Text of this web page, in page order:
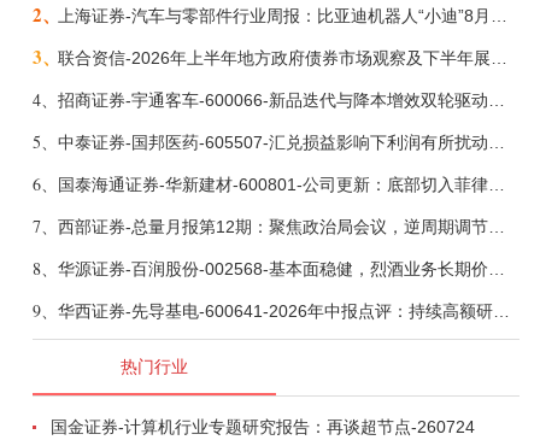
2、
3、
4、
5、
6、 国泰海通证券-华新建材-600801-公司更新：底部切入菲律宾市场，出海进程加快-260805
7、 西部证券-总量月报第12期：聚焦政治局会议，逆周期调节加力，增量政策可期-260806
8、
9、 华西证券-先导基电-600641-2026年中报点评：持续高额研发投入，离子注入机、半导体材料加速突破-260802
热门行业
国金证券-计算机行业专题研究报告：再谈超节点-260724